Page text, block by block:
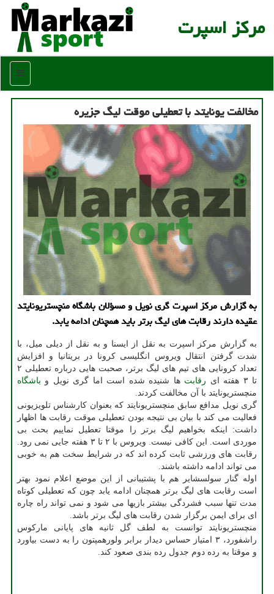
مركز اسپرت
منو
مخالفت یونایتد با تعطیلی موقت لیگ جزیره
به گزارش مرکز اسپرت گری نویل و مسؤلان باشگاه منچستریونایتد
عقیده دارند رقابت های لیگ برتر باید همچنان ادامه یابد.
به گزارش مرکز اسپرت به نقل از ایسنا و به نقل از دیلی میل، با
شدت گرفتن انتقال ویروس انگلیسی کرونا در بریتانیا و افزایش
تعداد کرونایی های تیم های لیگ برتر، صحبت هایی درباره تعطیلی ۲
تا ۳ هفته ای
رقابت ها شنیده شده است اما گری نویل و باشگاه
منچستریونایتد با آن مخالفت کردند.
گری نویل مدافع سابق منچستریونایتد که بعنوان کارشناس تلویزیونی
فعالیت می کند با بیان بی نتیجه بودن تعطیلی موقت رقابت ها اظهار
داشت: اینکه بخواهیم لیگ برتر را موقتا تعطیل نماییم بحث بی
موردی است. این کافی نیست. ویروس با ۲ تا ۳ هفته جایی نمی رود.
رقابت های ورزشی ثابت کرده اند که در شرایط سخت هم به خوبی
می تواند ادامه داشته باشند.
اوله گنار سولسشایر هم با پشتیبانی از این موضع اعلام نمود بهتر
است رقابت های لیگ برتر همچنان ادامه یابد چون که تعطیلی کوتاه
مدت تنها سبب فشردگی بیشتر بازیها می شود و نمی تواند راه چاره
ای برای ایمن برگزار شدن رقابت های لیگ برتر باشد.
منچستریونایتد توانست به لطف گل ثانیه های پایانی مارکوس
راشفورد، ۳ امتیاز حساس دیدار برابر ولورهمپتون را به دست بیاورد
و موقتا به رده دوم جدول رده بندی صعود کند.